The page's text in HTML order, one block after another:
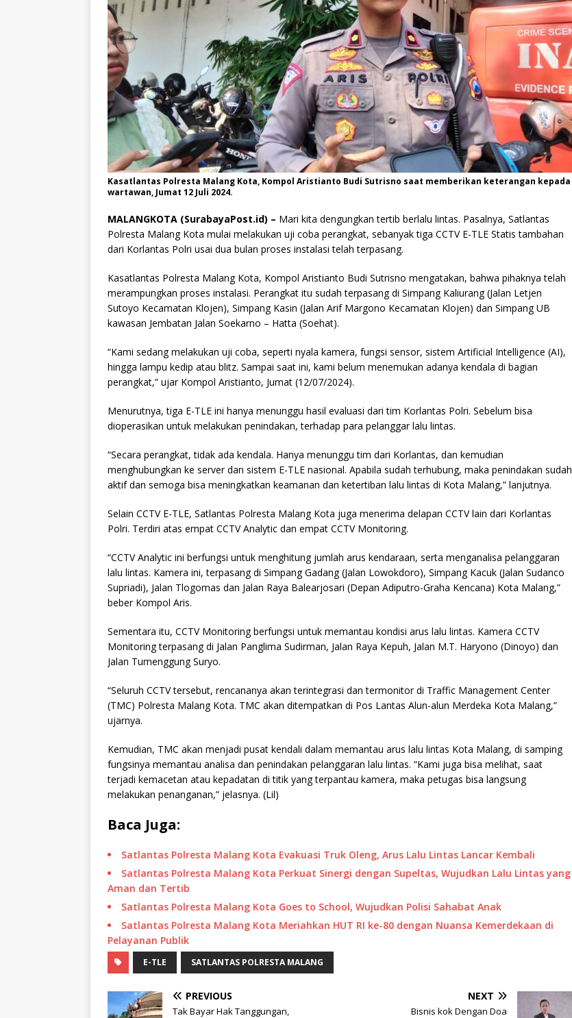
Kasatlantas Polresta Malang Kota, Kompol Aristianto Budi Sutrisno saat memberikan keterangan kepada
wartawan, Jumat 12 Juli 2024.
MALANGKOTA (SurabayaPost.id) – Mari kita dengungkan tertib berlalu lintas. Pasalnya, Satlantas
Polresta Malang Kota mulai melakukan uji coba perangkat, sebanyak tiga CCTV E-TLE Statis tambahan
dari Korlantas Polri usai dua bulan proses instalasi telah terpasang.
Kasatlantas Polresta Malang Kota, Kompol Aristianto Budi Sutrisno mengatakan, bahwa pihaknya telah
merampungkan proses instalasi. Perangkat itu sudah terpasang di Simpang Kaliurang (Jalan Letjen
Sutoyo Kecamatan Klojen), Simpang Kasin (Jalan Arif Margono Kecamatan Klojen) dan Simpang UB
kawasan Jembatan Jalan Soekarno – Hatta (Soehat).
“Kami sedang melakukan uji coba, seperti nyala kamera, fungsi sensor, sistem Artificial Intelligence (AI),
hingga lampu kedip atau blitz. Sampai saat ini, kami belum menemukan adanya kendala di bagian
perangkat,” ujar Kompol Aristianto, Jumat (12/07/2024).
Menurutnya, tiga E-TLE ini hanya menunggu hasil evaluasi dari tim Korlantas Polri. Sebelum bisa
dioperasikan untuk melakukan penindakan, terhadap para pelanggar lalu lintas.
“Secara perangkat, tidak ada kendala. Hanya menunggu tim dari Korlantas, dan kemudian
menghubungkan ke server dan sistem E-TLE nasional. Apabila sudah terhubung, maka penindakan sudah
aktif dan semoga bisa meningkatkan keamanan dan ketertiban lalu lintas di Kota Malang,” lanjutnya.
Selain CCTV E-TLE, Satlantas Polresta Malang Kota juga menerima delapan CCTV lain dari Korlantas
Polri. Terdiri atas empat CCTV Analytic dan empat CCTV Monitoring.
“CCTV Analytic ini berfungsi untuk menghitung jumlah arus kendaraan, serta menganalisa pelanggaran
lalu lintas. Kamera ini, terpasang di Simpang Gadang (Jalan Lowokdoro), Simpang Kacuk (Jalan Sudanco
Supriadi), Jalan Tlogomas dan Jalan Raya Balearjosari (Depan Adiputro-Graha Kencana) Kota Malang,”
beber Kompol Aris.
Sementara itu, CCTV Monitoring berfungsi untuk memantau kondisi arus lalu lintas. Kamera CCTV
Monitoring terpasang di Jalan Panglima Sudirman, Jalan Raya Kepuh, Jalan M.T. Haryono (Dinoyo) dan
Jalan Tumenggung Suryo.
“Seluruh CCTV tersebut, rencananya akan terintegrasi dan termonitor di Traffic Management Center
(TMC) Polresta Malang Kota. TMC akan ditempatkan di Pos Lantas Alun-alun Merdeka Kota Malang,”
ujarnya.
Kemudian, TMC akan menjadi pusat kendali dalam memantau arus lalu lintas Kota Malang, di samping
fungsinya memantau analisa dan penindakan pelanggaran lalu lintas. “Kami juga bisa melihat, saat
terjadi kemacetan atau kepadatan di titik yang terpantau kamera, maka petugas bisa langsung
melakukan penanganan,” jelasnya. (Lil)
Baca Juga:
Satlantas Polresta Malang Kota Evakuasi Truk Oleng, Arus Lalu Lintas Lancar Kembali
Satlantas Polresta Malang Kota Perkuat Sinergi dengan Supeltas, Wujudkan Lalu Lintas yang
Aman dan Tertib
Satlantas Polresta Malang Kota Goes to School, Wujudkan Polisi Sahabat Anak
Satlantas Polresta Malang Kota Meriahkan HUT RI ke-80 dengan Nuansa Kemerdekaan di
Pelayanan Publik
E-TLE SATLANTAS POLRESTA MALANG
PREVIOUS
Tak Bayar Hak Tanggungan,
NEXT
Bisnis kok Dengan Doa